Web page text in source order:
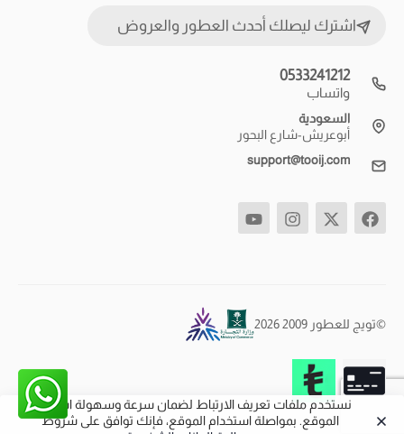
اشترك ليصلك أحدث العطور والعروض
0533241212
واتساب
السعودية
أبوعريش-شارع البحور
support@tooij.com
©تويج للعطور 2009 2026
نستخدم ملفات تعريف الارتباط لضمان سرعة وسهولة استخدام
الموقع. بمواصلة استخدام الموقع، فإنك توافق على شروط